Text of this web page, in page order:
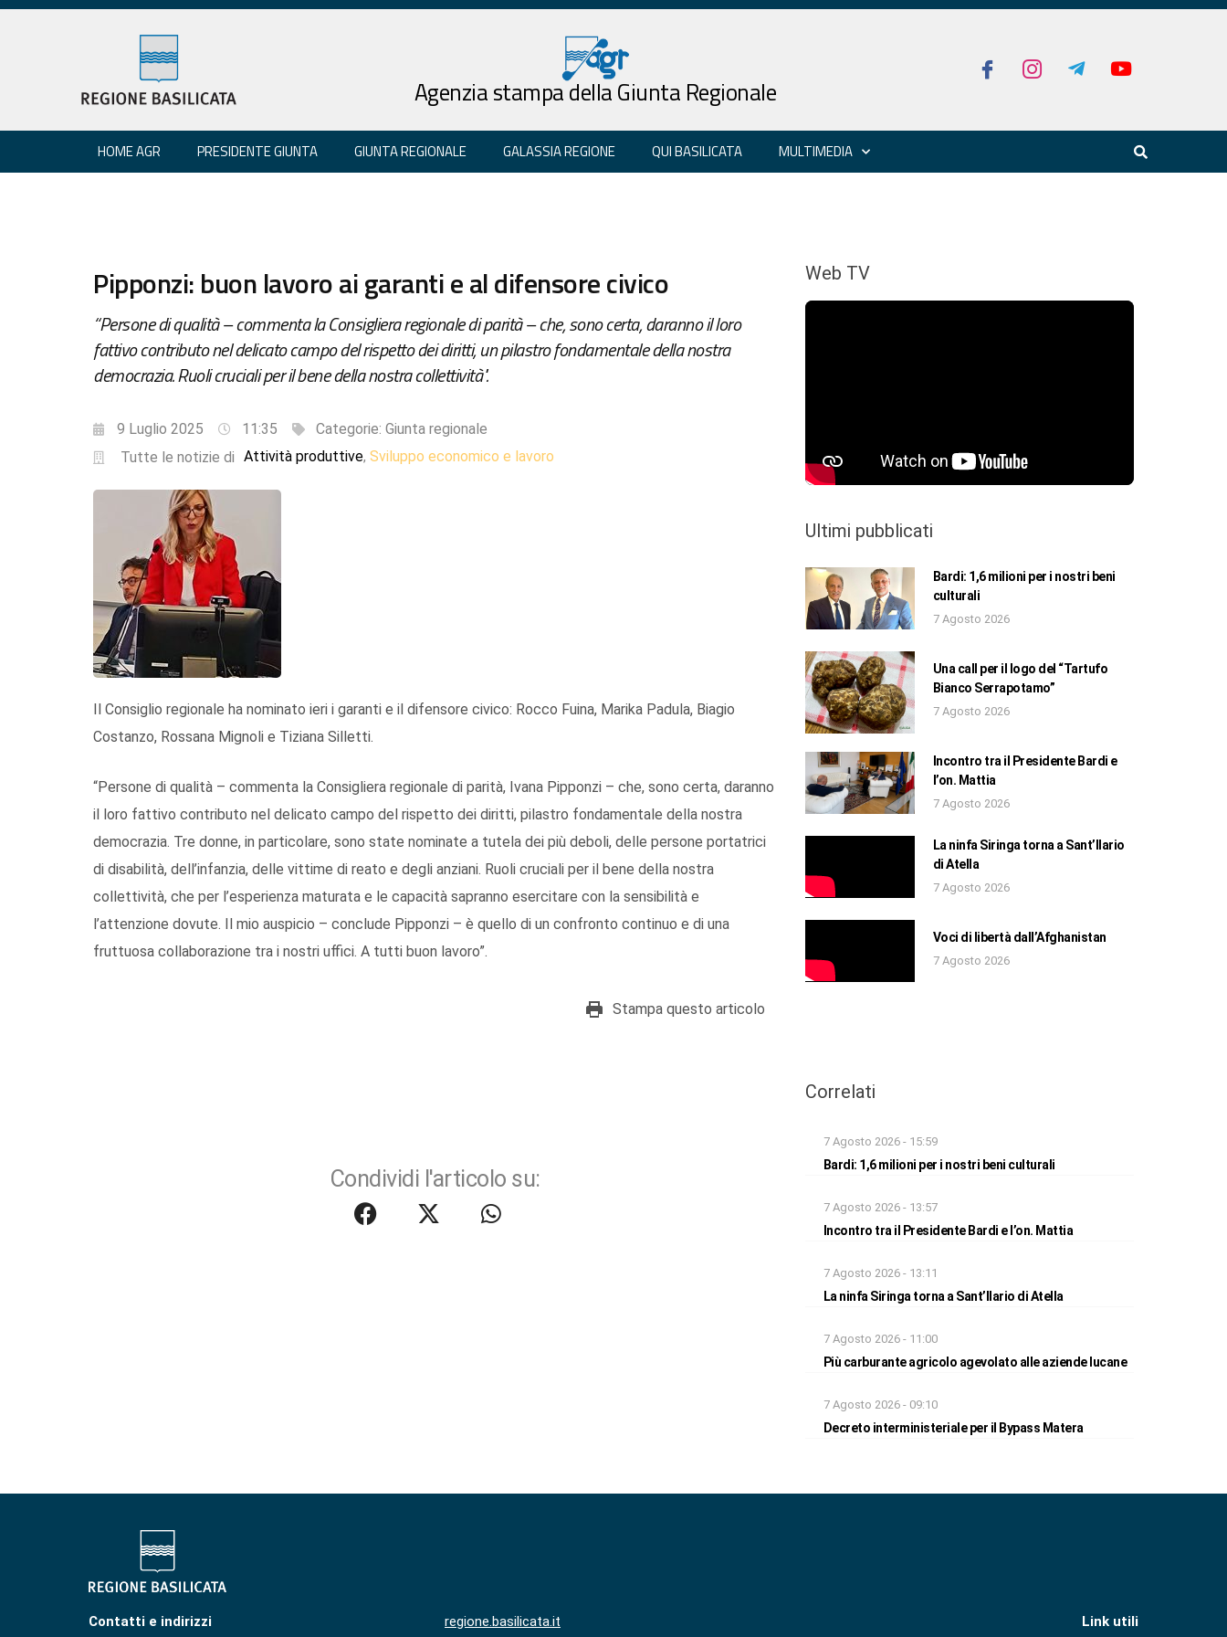
Agenzia stampa della Giunta Regionale
HOME AGR PRESIDENTE GIUNTA GIUNTA REGIONALE GALASSIA REGIONE QUI BASILICATA MULTIMEDIA
Pipponzi: buon lavoro ai garanti e al difensore civico
“Persone di qualità – commenta la Consigliera regionale di parità – che, sono certa, daranno il loro
fattivo contributo nel delicato campo del rispetto dei diritti, un pilastro fondamentale della nostra
democrazia. Ruoli cruciali per il bene della nostra collettività".
9 Luglio 2025 11:35 Categorie: Giunta regionale
Tutte le notizie di Attività produttive, Sviluppo economico e lavoro
Il Consiglio regionale ha nominato ieri i garanti e il difensore civico: Rocco Fuina, Marika Padula, Biagio
Costanzo, Rossana Mignoli e Tiziana Silletti.
“Persone di qualità – commenta la Consigliera regionale di parità, Ivana Pipponzi – che, sono certa, daranno
il loro fattivo contributo nel delicato campo del rispetto dei diritti, pilastro fondamentale della nostra
democrazia. Tre donne, in particolare, sono state nominate a tutela dei più deboli, delle persone portatrici
di disabilità, dell’infanzia, delle vittime di reato e degli anziani. Ruoli cruciali per il bene della nostra
collettività, che per l’esperienza maturata e le capacità sapranno esercitare con la sensibilità e
l’attenzione dovute. Il mio auspicio – conclude Pipponzi – è quello di un confronto continuo e di una
fruttuosa collaborazione tra i nostri uffici. A tutti buon lavoro”.
Stampa questo articolo
Condividi l'articolo su:
Web TV
Ultimi pubblicati
Bardi: 1,6 milioni per i nostri beni
culturali
7 Agosto 2026
Una call per il logo del “Tartufo
Bianco Serrapotamo”
7 Agosto 2026
Incontro tra il Presidente Bardi e
l’on. Mattia
7 Agosto 2026
La ninfa Siringa torna a Sant’Ilario
di Atella
7 Agosto 2026
Voci di libertà dall’Afghanistan
7 Agosto 2026
Correlati
7 Agosto 2026 - 15:59
Bardi: 1,6 milioni per i nostri beni culturali
7 Agosto 2026 - 13:57
Incontro tra il Presidente Bardi e l’on. Mattia
7 Agosto 2026 - 13:11
La ninfa Siringa torna a Sant’Ilario di Atella
7 Agosto 2026 - 11:00
Più carburante agricolo agevolato alle aziende lucane
7 Agosto 2026 - 09:10
Decreto interministeriale per il Bypass Matera
Contatti e indirizzi
regione.basilicata.it
Link utili